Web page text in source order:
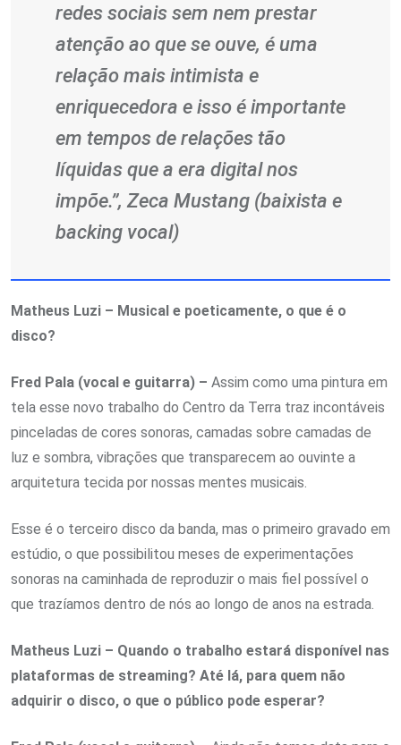
redes sociais sem nem prestar
atenção ao que se ouve, é uma
relação mais intimista e
enriquecedora e isso é importante
em tempos de relações tão
líquidas que a era digital nos
impõe.”, Zeca Mustang (baixista e
backing vocal)
Matheus Luzi – Musical e poeticamente, o que é o
disco?
Fred Pala (vocal e guitarra) – Assim como uma pintura em
tela esse novo trabalho do Centro da Terra traz incontáveis
pinceladas de cores sonoras, camadas sobre camadas de
luz e sombra, vibrações que transparecem ao ouvinte a
arquitetura tecida por nossas mentes musicais.
Esse é o terceiro disco da banda, mas o primeiro gravado em
estúdio, o que possibilitou meses de experimentações
sonoras na caminhada de reproduzir o mais fiel possível o
que trazíamos dentro de nós ao longo de anos na estrada.
Matheus Luzi – Quando o trabalho estará disponível nas
plataformas de streaming? Até lá, para quem não
adquirir o disco, o que o público pode esperar?